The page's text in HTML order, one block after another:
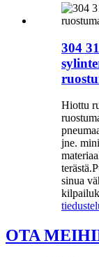
304
Hiottu
jne.
sinua
OTA